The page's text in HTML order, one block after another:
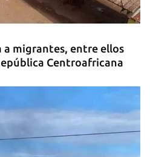
a migrantes, entre ellos
Centroafricana